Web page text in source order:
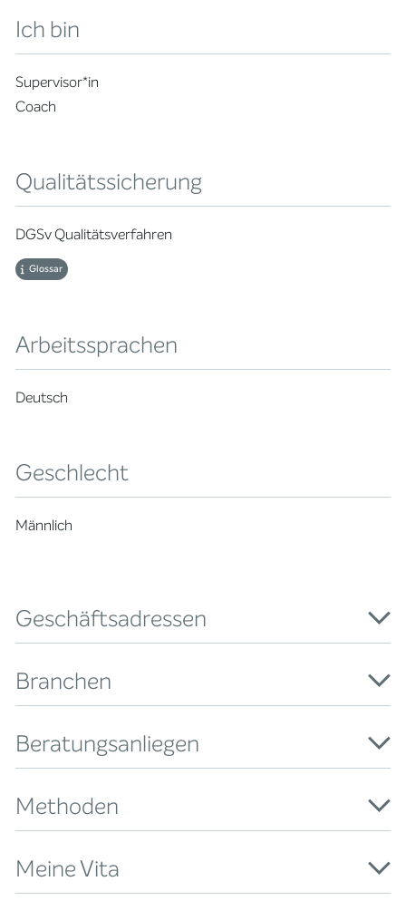
Ich bin
Supervisor*in
Coach
Qualitätssicherung
DGSv Qualitätsverfahren
Glossar
Arbeitssprachen
Deutsch
Geschlecht
Männlich
Geschäftsadressen
Branchen
Beratungsanliegen
Methoden
Meine Vita